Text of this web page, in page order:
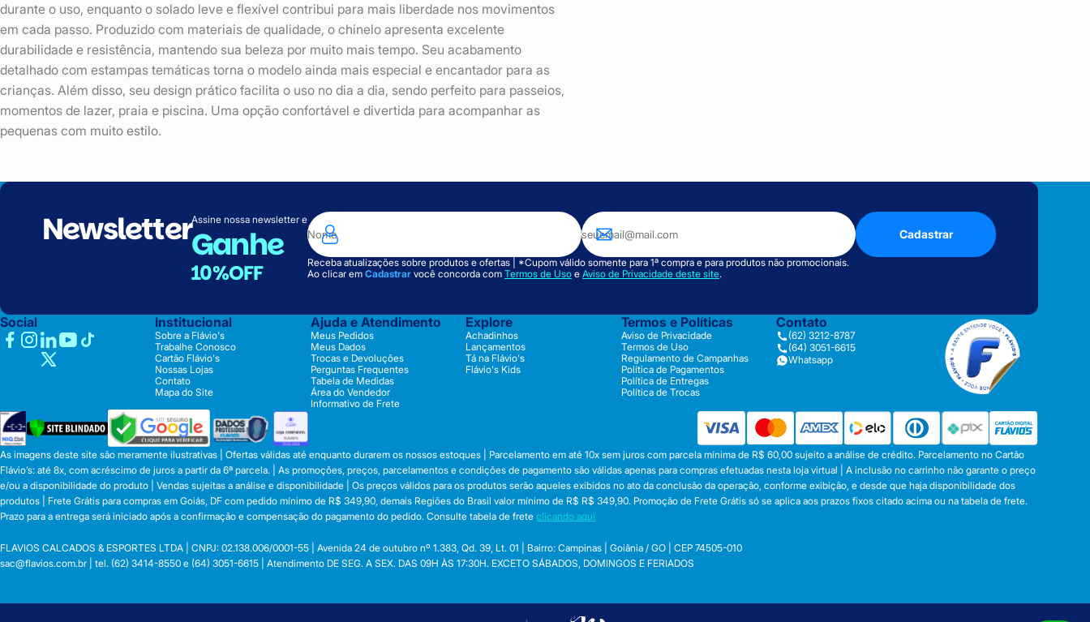
durante o uso, enquanto o solado leve e flexível contribui para mais liberdade nos movimentos
em cada passo. Produzido com materiais de qualidade, o chinelo apresenta excelente
durabilidade e resistência, mantendo sua beleza por muito mais tempo. Seu acabamento
detalhado com estampas temáticas torna o modelo ainda mais especial e encantador para as
crianças. Além disso, seu design prático facilita o uso no dia a dia, sendo perfeito para passeios,
momentos de lazer, praia e piscina. Uma opção confortável e divertida para acompanhar as
pequenas com muito estilo.
NewsletterAssine nossa newsletter e
Ganhe
10%OFF
Cadastrar
Receba atualizações sobre produtos e ofertas | *Cupom válido somente para 1ª compra e para produtos não promocionais.
Ao clicar em Cadastrar você concorda com Termos de Uso e Aviso de Privacidade deste site.
Social Institucional
Sobre a Flávio's
Trabalhe Conosco
Cartão Flávio's
Nossas Lojas
Contato
Mapa do Site
Ajuda e Atendimento
Meus Pedidos
Meus Dados
Trocas e Devoluções
Perguntas Frequentes
Tabela de Medidas
Área do Vendedor
Informativo de Frete
Explore
Achadinhos
Lançamentos
Tá na Flávio's
Flávio's Kids
Termos e Políticas
Aviso de Privacidade
Termos de Uso
Regulamento de Campanhas
Política de Pagamentos
Política de Entregas
Política de Trocas
Contato
(62) 3212-8787
(64) 3051-6615
Whatsapp
As imagens deste site são meramente ilustrativas | Ofertas válidas até enquanto durarem os nossos estoques | Parcelamento em até 10x sem juros com parcela mínima de R$ 60,00 sujeito a análise de crédito. Parcelamento no Cartão
Flávio’s: até 8x, com acréscimo de juros a partir da 6ª parcela. | As promoções, preços, parcelamentos e condições de pagamento são válidas apenas para compras efetuadas nesta loja virtual | A inclusão no carrinho não garante o preço
e/ou a disponibilidade do produto | Vendas sujeitas a análise e disponibilidade | Os preços válidos para os produtos serão aqueles exibidos no ato da conclusão da operação, conforme exibição, e desde que haja disponibilidade dos
produtos | Frete Grátis para compras em Goiás, DF com pedido mínimo de R$ 349,90, demais Regiões do Brasil valor mínimo de R$ R$ 349,90. Promoção de Frete Grátis só se aplica aos prazos fixos citado acima ou na tabela de frete.
Prazo para a entrega será iniciado após a confirmação e compensação do pagamento do pedido. Consulte tabela de frete clicando aqui
FLAVIOS CALCADOS & ESPORTES LTDA | CNPJ: 02.138.006/0001-55 | Avenida 24 de outubro nº 1.383, Qd. 39, Lt. 01 | Bairro: Campinas | Goiânia / GO | CEP 74505-010
sac@flavios.com.br | tel. (62) 3414-8550 e (64) 3051-6615 | Atendimento DE SEG. A SEX. DAS 09H ÀS 17:30H. EXCETO SÁBADOS, DOMINGOS E FERIADOS